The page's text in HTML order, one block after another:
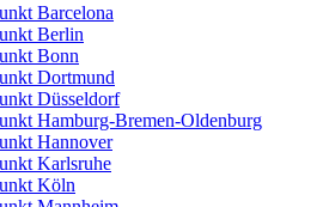
Barcelona
Berlin
Bonn
Dortmund
Düsseldorf
Hamburg-Bremen-Oldenburg
Hannover
Karlsruhe
Köln